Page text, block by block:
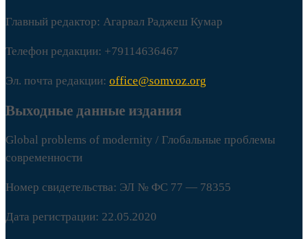
Главный редактор: Агарвал Раджеш Кумар
Телефон редакции: +79114636467
Эл. почта редакции: office@somvoz.org
Выходные данные издания
Global problems of modernity / Глобальные проблемы
современности
Номер свидетельства: ЭЛ № ФС 77 — 78355
Дата регистрации: 22.05.2020